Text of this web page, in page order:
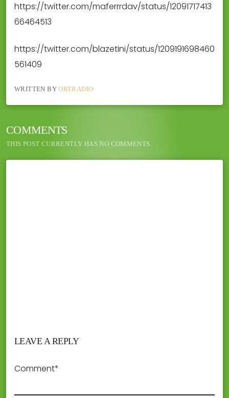
https://twitter.com/maferrrdav/status/12091717413
66464513
https://twitter.com/blazetini/status/1209191698460
561409
WRITTEN BYORTRADIO
COMMENTS
THIS POST CURRENTLY HAS NO COMMENTS.
LEAVE A REPLY
Comment*